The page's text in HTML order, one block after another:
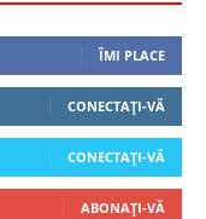
ÎMI PLACE
CONECTAȚI-VĂ
CONECTAȚI-VĂ
ABONAȚI-VĂ